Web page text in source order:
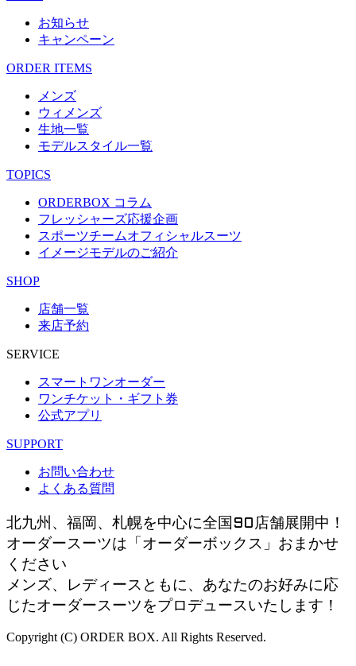
お知らせ
キャンペーン
ORDER ITEMS
メンズ
ウィメンズ
生地一覧
モデルスタイル一覧
TOPICS
ORDERBOX コラム
フレッシャーズ応援企画
スポーツチームオフィシャルスーツ
イメージモデルのご紹介
SHOP
店舗一覧
来店予約
SERVICE
スマートワンオーダー
ワンチケット・ギフト券
公式アプリ
SUPPORT
お問い合わせ
よくある質問
北九州、福岡、札幌を中心に全国90店舗展開中！
オーダースーツは「オーダーボックス」おまかせ
ください
メンズ、レディースともに、あなたのお好みに応
じたオーダースーツをプロデュースいたします！
Copyright (C) ORDER BOX. All Rights Reserved.